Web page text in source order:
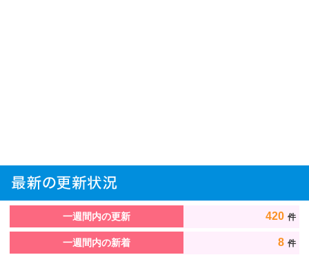
一週間内の更新 420 件
一週間内の新着 8 件